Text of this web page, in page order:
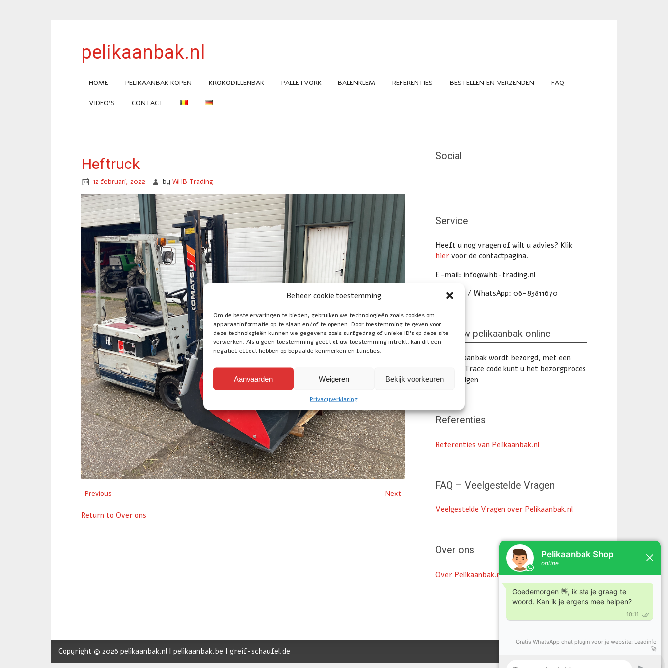
Beheer cookie toestemming
Om de beste ervaringen te bieden, gebruiken we technologieën zoals cookies om
apparaatinformatie op te slaan en/of te openen. Door toestemming te geven voor
deze technologieën kunnen we gegevens zoals surfgedrag of unieke ID's op deze site
verwerken. Als u geen toestemming geeft of uw toestemming intrekt, kan dit een
negatief effect hebben op bepaalde kenmerken en functies.
Aanvaarden Weigeren Bekijk voorkeuren
Privacyverklaring
pelikaanbak.nl
HOME PELIKAANBAK KOPEN KROKODILLENBAK PALLETVORK BALENKLEM REFERENTIES BESTELLEN EN VERZENDEN FAQ
VIDEO’S CONTACT
Heftruck
12 februari, 2022 by WHB Trading
Previous Next
Return to Over ons
Social
Service
Heeft u nog vragen of wilt u advies? Klik
hiervoor de contactpagina.
E-mail: info@whb-trading.nl
Telefoon / WhatsApp: 06-83811670
Volg uw pelikaanbak online
Uw pelikaanbak wordt bezorgd, met een
Track & Trace code kunt u het bezorgproces
online volgen
Referenties
Referenties van Pelikaanbak.nl
FAQ – Veelgestelde Vragen
Veelgestelde Vragen over Pelikaanbak.nl
Over ons
Over Pelikaanbak.nl
Copyright © 2026 pelikaanbak.nl | pelikaanbak.be | greif-schaufel.de